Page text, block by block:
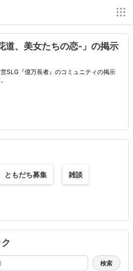
道、美女たちの恋-」の掲示
SLG『億万長者』のコミュニティの掲示
ともだち募集 雑談